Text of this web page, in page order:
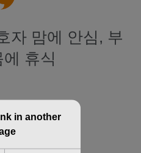
자 맘에 안심, 부
휴식